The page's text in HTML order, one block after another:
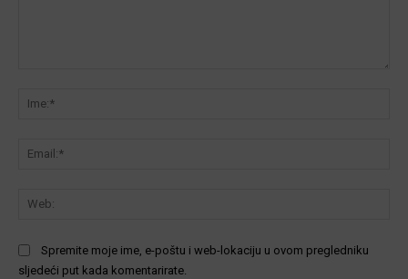
Spremite moje ime, e-poštu i web-lokaciju u ovom pregledniku
sljedeći put kada komentarirate.